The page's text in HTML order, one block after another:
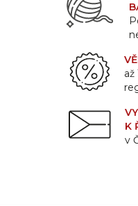
až
K
v